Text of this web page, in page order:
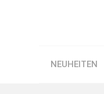
NEUHEITEN